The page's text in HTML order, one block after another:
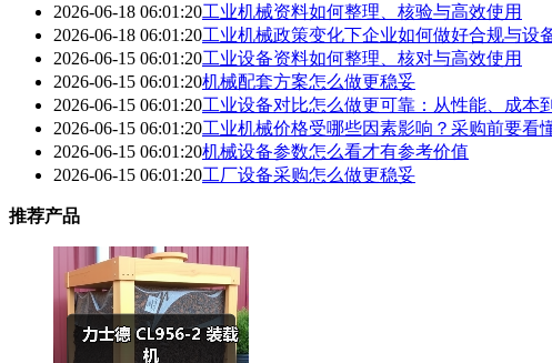
2026-06-18 06:01:20工业机械资料如何整理、核验与高效使用
2026-06-18 06:01:20工业机械政策变化下企业如何做好合规与设
2026-06-15 06:01:20工业设备资料如何整理、核对与高效使用
2026-06-15 06:01:20机械配套方案怎么做更稳妥
2026-06-15 06:01:20工业设备对比怎么做更可靠：从性能、成本
2026-06-15 06:01:20工业机械价格受哪些因素影响？采购前要看
2026-06-15 06:01:20机械设备参数怎么看才有参考价值
2026-06-15 06:01:20工厂设备采购怎么做更稳妥
推荐产品